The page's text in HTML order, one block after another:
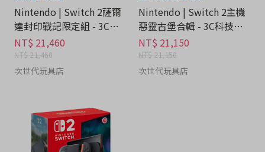
Nintendo | Switch 2薩爾
達封印戰記限定組 - 3C科
技分期
NT$ 21,460
NT$ 21,460
次世代玩具店
Nintendo | Switch 2主機
惡靈古堡合輯 - 3C科技分
期
NT$ 21,150
NT$ 21,150
次世代玩具店